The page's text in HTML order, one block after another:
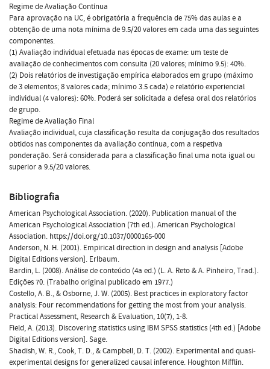
Regime de Avaliação Contínua
Para aprovação na UC, é obrigatória a frequência de 75% das aulas e a
obtenção de uma nota mínima de 9.5/20 valores em cada uma das seguintes
componentes.
(1) Avaliação individual efetuada nas épocas de exame: um teste de
avaliação de conhecimentos com consulta (20 valores; mínimo 9.5): 40%.
(2) Dois relatórios de investigação empírica elaborados em grupo (máximo
de 3 elementos; 8 valores cada; mínimo 3.5 cada) e relatório experiencial
individual (4 valores): 60%. Poderá ser solicitada a defesa oral dos relatórios
de grupo.
Regime de Avaliação Final
Avaliação individual, cuja classificação resulta da conjugação dos resultados
obtidos nas componentes da avaliação contínua, com a respetiva
ponderação. Será considerada para a classificação final uma nota igual ou
superior a 9.5/20 valores.
Bibliografia
American Psychological Association. (2020). Publication manual of the
American Psychological Association (7th ed.). American Psychological
Association. https://doi.org/10.1037/0000165-000
Anderson, N. H. (2001). Empirical direction in design and analysis [Adobe
Digital Editions version]. Erlbaum.
Bardin, L. (2008). Análise de conteúdo (4a ed.) (L. A. Reto & A. Pinheiro, Trad.).
Edições 70. (Trabalho original publicado em 1977.)
Costello, A. B., & Osborne, J. W. (2005). Best practices in exploratory factor
analysis: Four recommendations for getting the most from your analysis.
Practical Assessment, Research & Evaluation, 10(7), 1-8.
Field, A. (2013). Discovering statistics using IBM SPSS statistics (4th ed.) [Adobe
Digital Editions version]. Sage.
Shadish, W. R., Cook, T. D., & Campbell, D. T. (2002). Experimental and quasi-
experimental designs for generalized causal inference. Houghton Mifflin.